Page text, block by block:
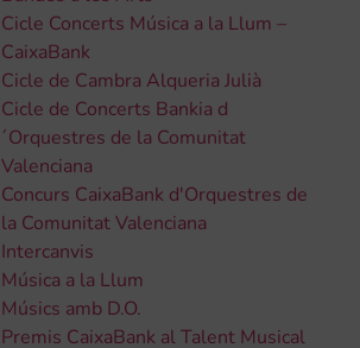
Cicle Concerts Música a la Llum –
CaixaBank
Cicle de Cambra Alqueria Julià
Cicle de Concerts Bankia d
´Orquestres de la Comunitat
Valenciana
Concurs CaixaBank d'Orquestres de
la Comunitat Valenciana
Intercanvis
Música a la Llum
Músics amb D.O.
Premis CaixaBank al Talent Musical